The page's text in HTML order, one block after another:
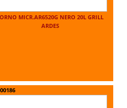
MICR.AR6520G NERO 20L GRILL
ARDES